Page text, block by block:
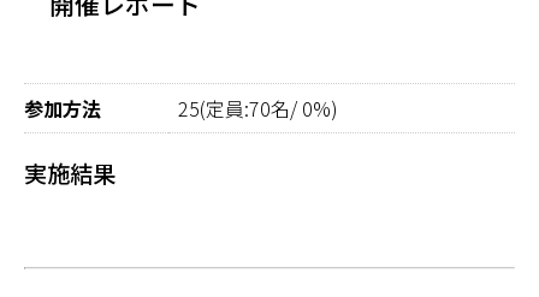
参加方法 25(定員:70名/ 0%)
実施結果